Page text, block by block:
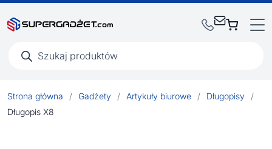
produktów
Strona główna / Gadżety / Artykuły biurowe / Długopisy
/
Długopis X8